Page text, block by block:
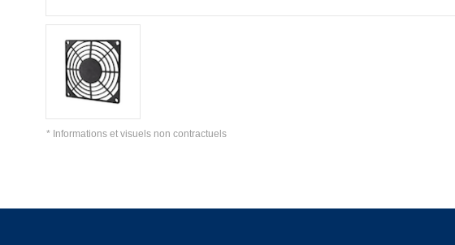
* Informations et visuels non contractuels